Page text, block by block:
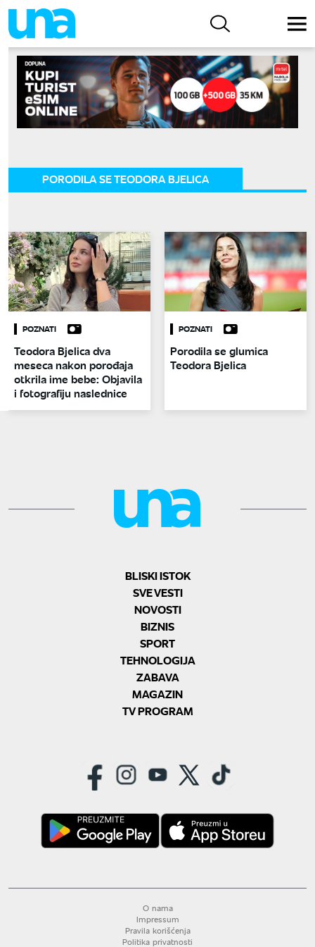
PORODILA SE TEODORA BJELICA
POZNATI
Teodora Bjelica dva
meseca nakon porođaja
otkrila ime bebe: Objavila
i fotografiju naslednice
POZNATI
Porodila se glumica
Teodora Bjelica
BLISKI ISTOK
SVE VESTI
NOVOSTI
BIZNIS
SPORT
TEHNOLOGIJA
ZABAVA
MAGAZIN
TV PROGRAM
O nama
Impressum
Pravila korišćenja
Politika privatnosti